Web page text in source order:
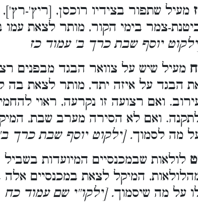
מעיל שתפור בצידיו רוכסן, [ריץ'-
צמר בימי הקור, מותר לצאת
יוסף שבת כרך ב' עמוד כז
מעיל שיש על צוואר הבגד מבפנים
הבגד על איזה יתד, מותר לצאת בה
ואם רצועה זו נקרעה, ראוי
ואם לא הסירה מערב שבת,
מה לסמוך. [ילקוט יוסף שבת כרך
לולאות שבמכנסיים המיועדות
המיקל לצאת במכנסיים
על מה שיסמוך. [ילקו''י שם עמוד כח